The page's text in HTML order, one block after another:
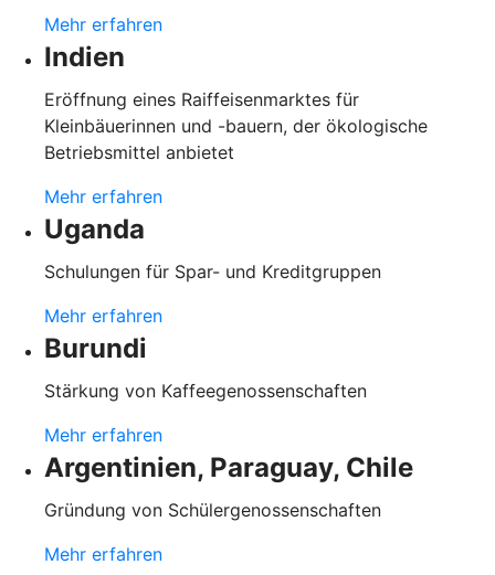
Mehr erfahren
Indien
Eröffnung eines Raiffeisenmarktes für
Kleinbäuerinnen und -bauern, der ökologische
Betriebsmittel anbietet
Mehr erfahren
Uganda
Schulungen für Spar- und Kreditgruppen
Mehr erfahren
Burundi
Stärkung von Kaffeegenossenschaften
Mehr erfahren
Argentinien, Paraguay, Chile
Gründung von Schülergenossenschaften
Mehr erfahren